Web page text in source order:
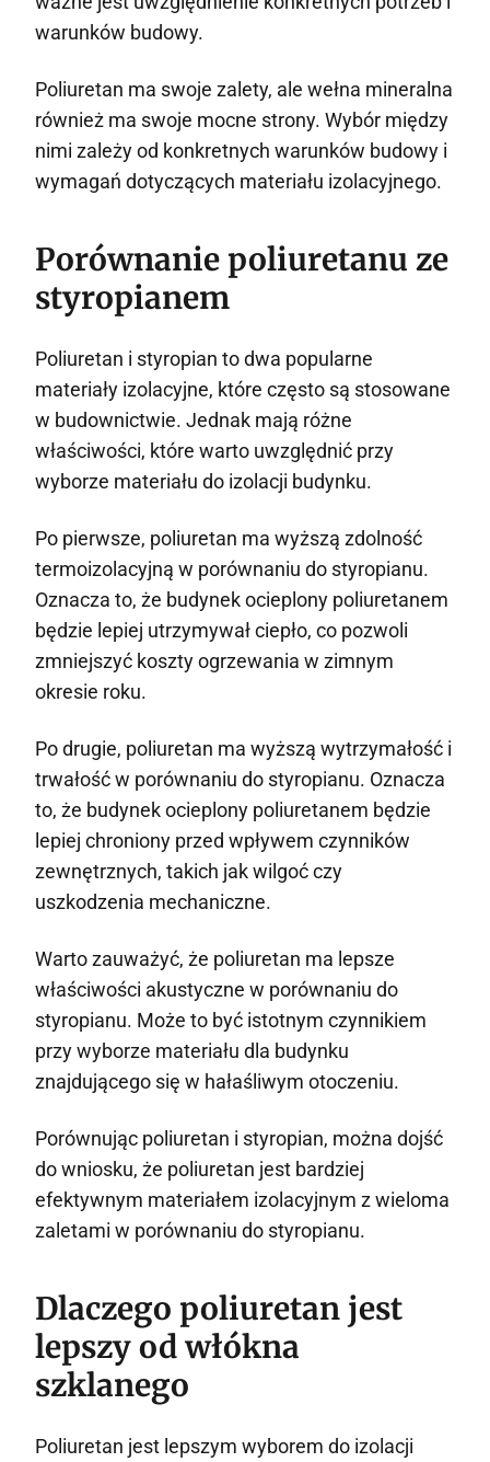
warunków budowy.
Poliuretan ma swoje zalety, ale wełna mineralna
również ma swoje mocne strony. Wybór między
nimi zależy od konkretnych warunków budowy i
wymagań dotyczących materiału izolacyjnego.
Porównanie poliuretanu ze
styropianem
Poliuretan i styropian to dwa popularne
materiały izolacyjne, które często są stosowane
w budownictwie. Jednak mają różne
właściwości, które warto uwzględnić przy
wyborze materiału do izolacji budynku.
Po pierwsze, poliuretan ma wyższą zdolność
termoizolacyjną w porównaniu do styropianu.
Oznacza to, że budynek ocieplony poliuretanem
będzie lepiej utrzymywał ciepło, co pozwoli
zmniejszyć koszty ogrzewania w zimnym
okresie roku.
Po drugie, poliuretan ma wyższą wytrzymałość i
trwałość w porównaniu do styropianu. Oznacza
to, że budynek ocieplony poliuretanem będzie
lepiej chroniony przed wpływem czynników
zewnętrznych, takich jak wilgoć czy
uszkodzenia mechaniczne.
Warto zauważyć, że poliuretan ma lepsze
właściwości akustyczne w porównaniu do
styropianu. Może to być istotnym czynnikiem
przy wyborze materiału dla budynku
znajdującego się w hałaśliwym otoczeniu.
Porównując poliuretan i styropian, można dojść
do wniosku, że poliuretan jest bardziej
efektywnym materiałem izolacyjnym z wieloma
zaletami w porównaniu do styropianu.
Dlaczego poliuretan jest
lepszy od włókna
szklanego
Poliuretan jest lepszym wyborem do izolacji